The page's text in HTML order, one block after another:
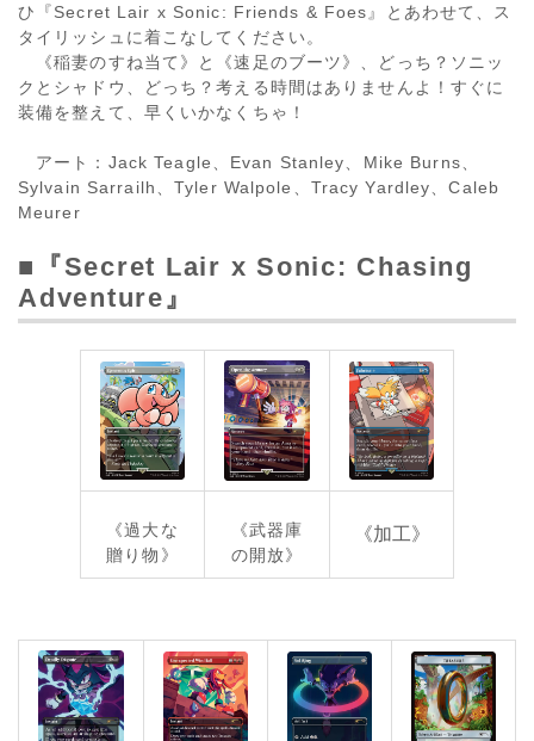
ひ『Secret Lair x Sonic: Friends & Foes』とあわせて、ス
タイリッシュに着こなしてください。
《稲妻のすね当て》と《速足のブーツ》、どっち？ソニッ
クとシャドウ、どっち？考える時間はありませんよ！すぐに
装備を整えて、早くいかなくちゃ！
アート：Jack Teagle、Evan Stanley、Mike Burns、
Sylvain Sarrailh、Tyler Walpole、Tracy Yardley、Caleb
Meurer
■『Secret Lair x Sonic: Chasing
Adventure』
《過大な
贈り物》
《武器庫
の開放》
《加工》